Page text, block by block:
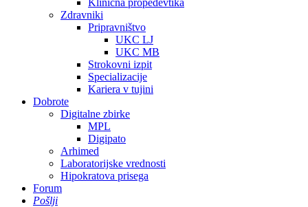
Klinična propedevtika
Zdravniki
Pripravništvo
UKC LJ
UKC MB
Strokovni izpit
Specializacije
Kariera v tujini
Dobrote
Digitalne zbirke
MPL
Digipato
Arhimed
Laboratorijske vrednosti
Hipokratova prisega
Forum
Pošlji